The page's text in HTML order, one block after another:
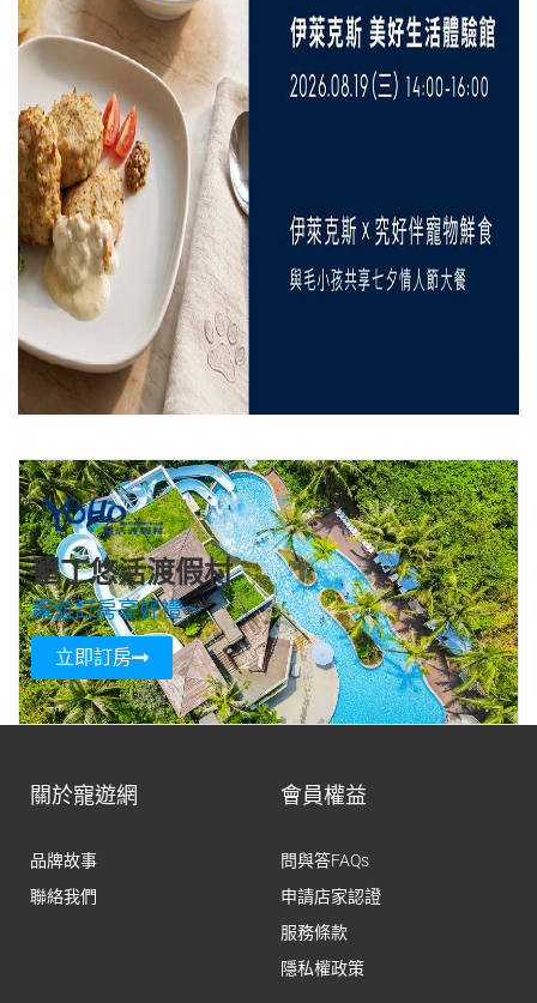
墾丁悠活渡假村
寵遊訂房享好禮～
立即訂房
關於寵遊網
品牌故事
聯絡我們
會員權益
問與答FAQs
申請店家認證
服務條款
隱私權政策